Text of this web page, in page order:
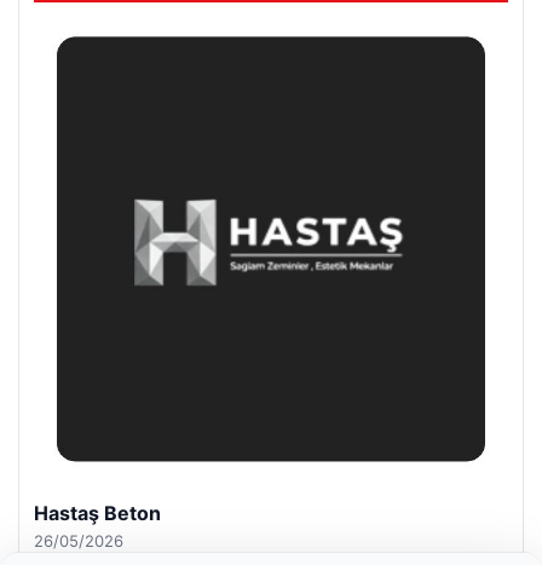
Hastaş Beton
26/05/2026